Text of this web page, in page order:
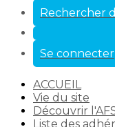
Rechercher
Se connecter
ACCUEIL
Vie du site
Découvrir
Liste des